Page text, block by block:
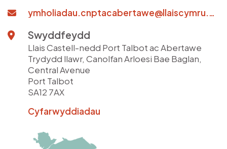
ymholiadau.cnptacabertawe@llaiscymru.org
Swyddfeydd
Llais Castell-nedd Port Talbot ac Abertawe
Trydydd llawr, Canolfan Arloesi Bae Baglan,
Central Avenue
Port Talbot
SA12 7AX
Cyfarwyddiadau
Delwedd